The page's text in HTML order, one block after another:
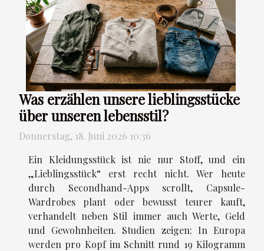
Was erzählen unsere lieblingsstücke
über unseren lebensstil?
Donnerstag, 18. Juni 2026 10:36
Ein Kleidungsstück ist nie nur Stoff, und ein
„Lieblingsstück“ erst recht nicht. Wer heute
durch Secondhand-Apps scrollt, Capsule-
Wardrobes plant oder bewusst teurer kauft,
verhandelt neben Stil immer auch Werte, Geld
und Gewohnheiten. Studien zeigen: In Europa
werden pro Kopf im Schnitt rund 19 Kilogramm